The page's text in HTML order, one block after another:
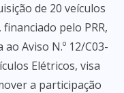
de 20 veículos
pelo PRR,
Aviso N.º 12/C03-
Elétricos, visa
a participação